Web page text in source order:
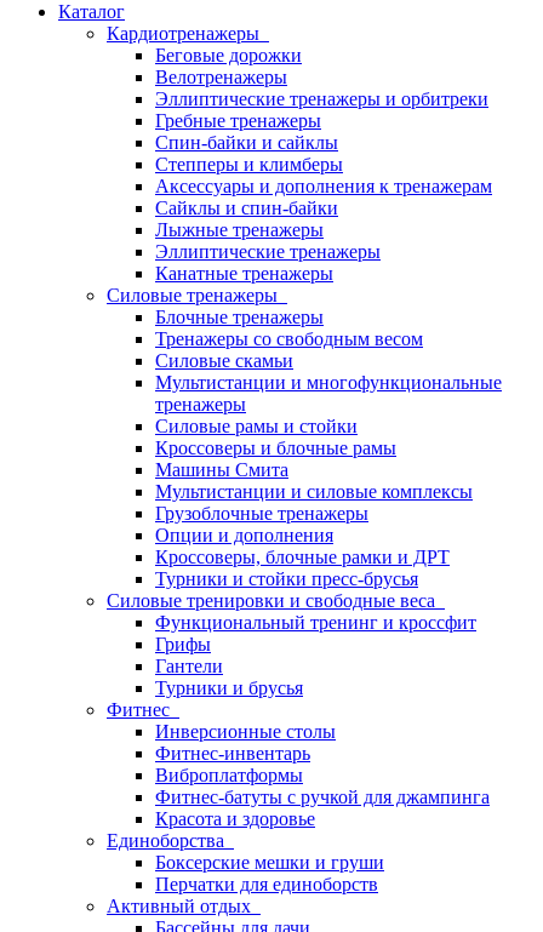
Каталог
Кардиотренажеры
Беговые дорожки
Велотренажеры
Эллиптические тренажеры и орбитреки
Гребные тренажеры
Спин-байки и сайклы
Степперы и климберы
Аксессуары и дополнения к тренажерам
Сайклы и спин-байки
Лыжные тренажеры
Эллиптические тренажеры
Канатные тренажеры
Силовые тренажеры
Блочные тренажеры
Тренажеры со свободным весом
Силовые скамьи
Мультистанции и многофункциональные
тренажеры
Силовые рамы и стойки
Кроссоверы и блочные рамы
Машины Смита
Мультистанции и силовые комплексы
Грузоблочные тренажеры
Опции и дополнения
Кроссоверы, блочные рамки и ДРТ
Турники и стойки пресс-брусья
Силовые тренировки и свободные веса
Функциональный тренинг и кроссфит
Грифы
Гантели
Турники и брусья
Фитнес
Инверсионные столы
Фитнес-инвентарь
Виброплатформы
Фитнес-батуты с ручкой для джампинга
Красота и здоровье
Единоборства
Боксерские мешки и груши
Перчатки для единоборств
Активный отдых
Бассейны для дачи